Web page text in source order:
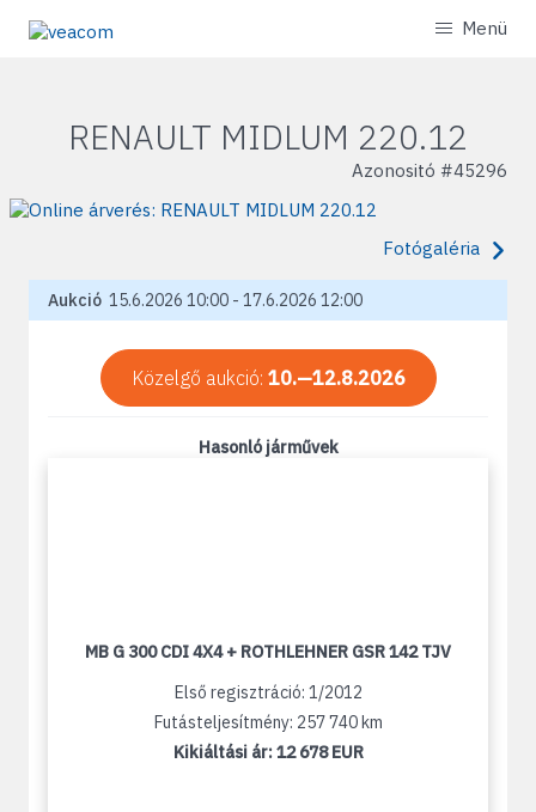
Menü
RENAULT MIDLUM 220.12
Azonositó #45296
Fotógaléria
Aukció 15.6.2026 10:00 - 17.6.2026 12:00
Közelgő aukció: 10.—12.8.2026
Hasonló járművek
MB G 300 CDI 4X4 + ROTHLEHNER GSR 142 TJV
Első regisztráció: 1/2012
Futásteljesítmény: 257 740 km
Kikiáltási ár:12 678 EUR